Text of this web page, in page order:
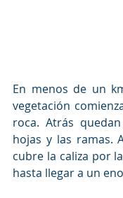
En menos de un
vegetación
roca. Atrás
hojas y las ramas.
cubre la caliza por
hasta llegar a un